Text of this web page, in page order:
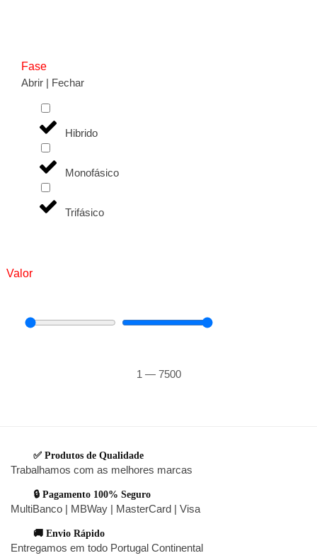
Fase
Abrir | Fechar
Hibrido
Monofásico
Trifásico
Valor
1 — 7500
✅ Produtos de Qualidade
Trabalhamos com as melhores marcas
🔒 Pagamento 100% Seguro
MultiBanco | MBWay | MasterCard | Visa
🚚 Envio Rápido
Entregamos em todo Portugal Continental